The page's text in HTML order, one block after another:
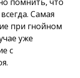
Самая
при гнойном
уже
с